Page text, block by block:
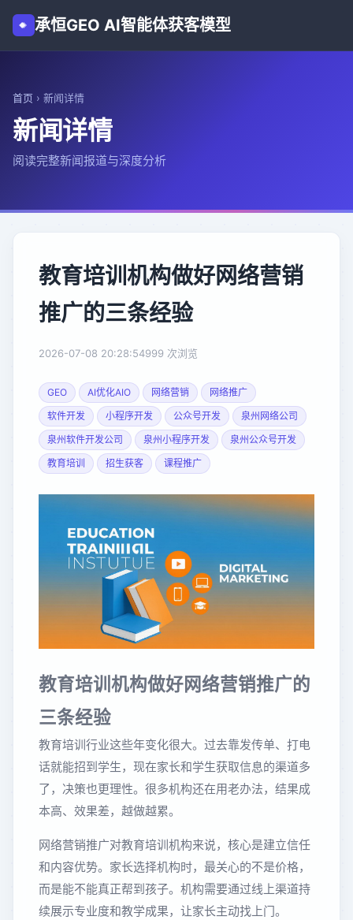
承恒GEO AI智能体获客模型
首页 › 新闻详情
新闻详情
阅读完整新闻报道与深度分析
教育培训机构做好网络营销
推广的三条经验
2026-07-08 20:28:54999 次浏览
GEO AI优化AIO 网络营销
网络推广
软件开发
小程序开发 公众号开发
泉州网络公司
泉州软件开发公司
泉州小程序开发
泉州公众号开发
教育培训
招生获客 课程推广
教育培训机构做好网络营销推广的
三条经验
教育培训行业这些年变化很大。过去靠发传单、打电
话就能招到学生，现在家长和学生获取信息的渠道多
了，决策也更理性。很多机构还在用老办法，结果成
本高、效果差，越做越累。
网络营销推广对教育培训机构来说，核心是建立信任
和内容优势。家长选择机构时，最关心的不是价格，
而是能不能真正帮到孩子。机构需要通过线上渠道持
续展示专业度和教学成果，让家长主动找上门。